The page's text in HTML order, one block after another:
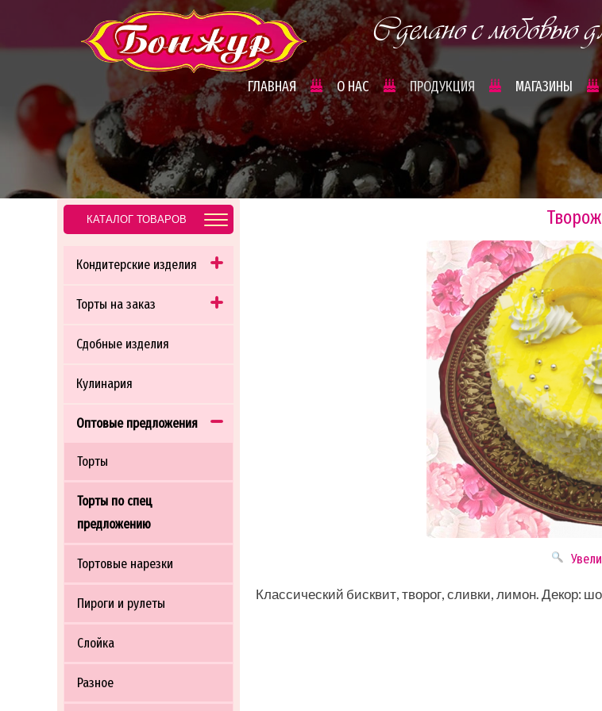
Сделано с
ГЛАВНАЯ О НАС ПРОДУКЦИЯ МАГАЗИНЫ
КАТАЛОГ ТОВАРОВ
Кондитерские изделия
Торты на заказ
Сдобные изделия
Кулинария
Оптовые предложения
Торты
Торты по спец
предложению
Тортовые нарезки
Пироги и рулеты
Слойка
Разное
Классический бисквит, творог, сливки, лимон. Декор: